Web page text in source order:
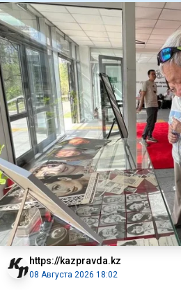
https://kazpravda.kz
08 Августа 2026 18:02